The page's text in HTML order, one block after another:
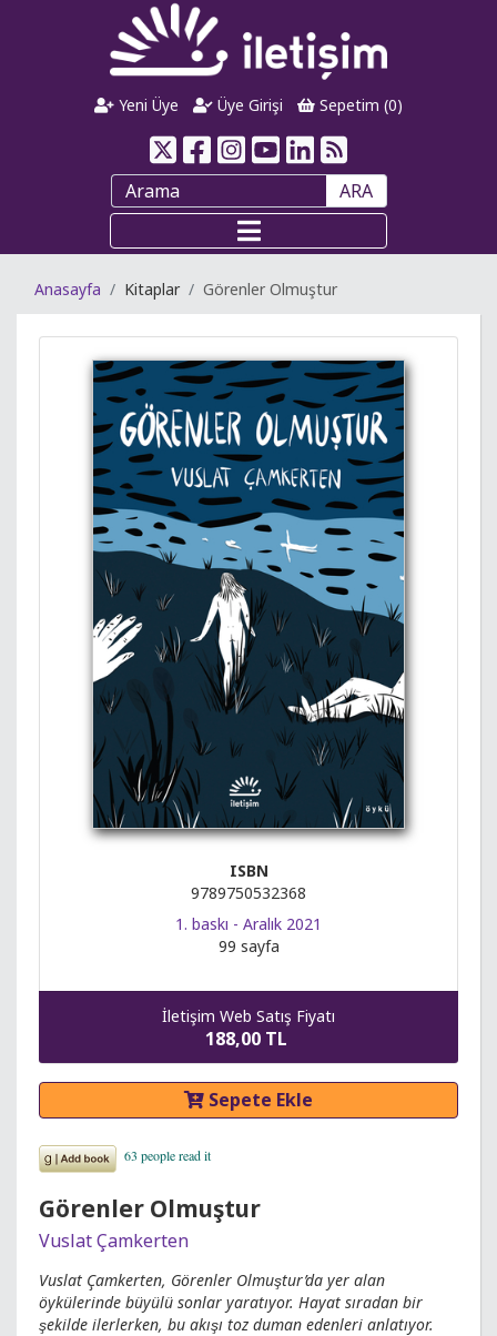
Yeni Üye Üye Girişi Sepetim (0)
ARA
Anasayfa Kitaplar Görenler Olmuştur
ISBN
9789750532368
1. baskı - Aralık 2021
99 sayfa
İletişim Web Satış Fiyatı
188,00 TL
Sepete Ekle
Görenler Olmuştur
Vuslat Çamkerten
Vuslat Çamkerten, Görenler Olmuştur’da yer alan
öykülerinde büyülü sonlar yaratıyor. Hayat sıradan bir
şekilde ilerlerken, bu akışı toz duman edenleri anlatıyor.